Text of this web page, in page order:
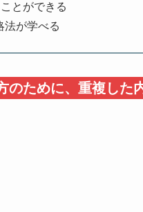
とができる
法が学べる
ために、重複した